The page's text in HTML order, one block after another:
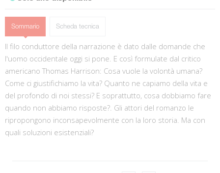
Sommario Scheda tecnica
Il filo conduttore della narrazione è dato dalle domande che
l'uomo occidentale oggi si pone. E così formulate dal critico
americano Thomas Harrison: Cosa vuole la volontà umana?
Come ci giustifichiamo la vita? Quanto ne capiamo della vita e
del profondo di noi stessi? E soprattutto, cosa dobbiamo fare
quando non abbiamo risposte?. Gli attori del romanzo le
ripropongono inconsapevolmente con la loro storia. Ma con
quali soluzioni esistenziali?